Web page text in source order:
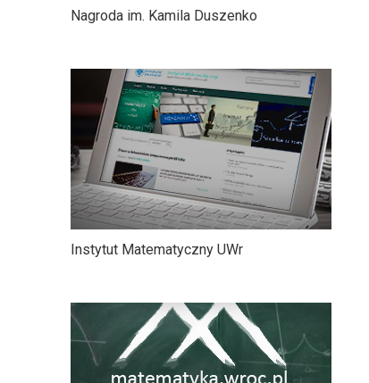
Nagroda im. Kamila Duszenko
Instytut Matematyczny UWr